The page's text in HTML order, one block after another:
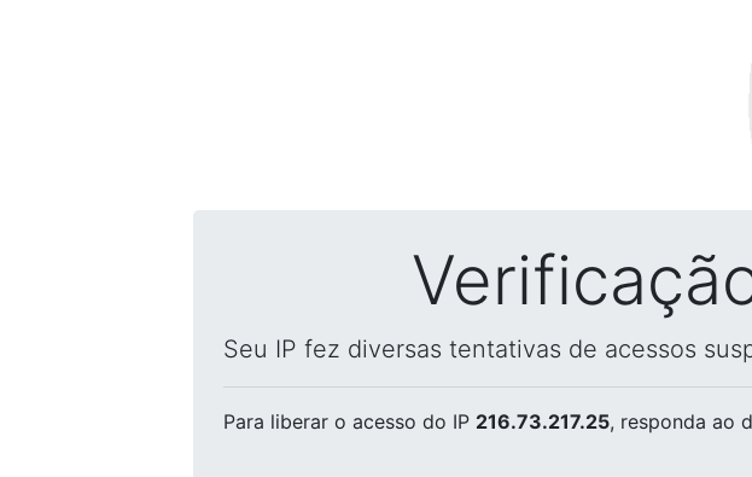
Seu IP fez diversas tentativas de acessos
Para liberar o acesso do IP 216.73.217.25, responda ao